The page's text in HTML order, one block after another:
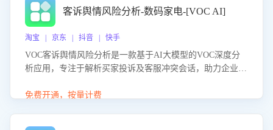
客诉舆情风险分析-数码家电-[VOC AI]
淘宝 | 京东 | 抖音 | 快手
VOC客诉舆情风险分析是一款基于AI大模型的VOC深度分
析应用，专注于解析买家投诉及客服冲突会话，助力企业精
别客户情绪、归因争议根源，并客观评估客服应对合理性与
免费开通，按量计费